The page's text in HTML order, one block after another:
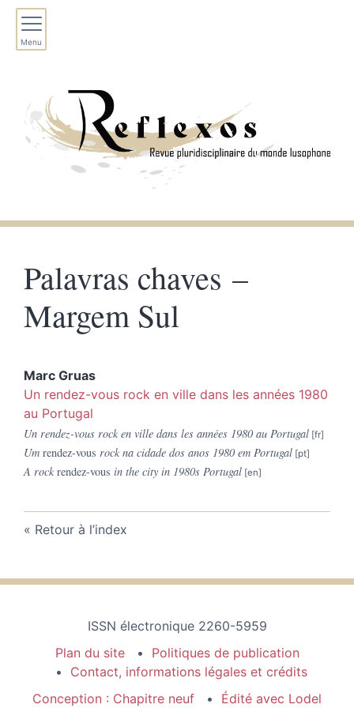
Menu
Palavras chaves –
Margem Sul
Marc Gruas
Un rendez-vous rock en ville dans les années 1980
au Portugal
Un rendez-vous rock en ville dans les années 1980 au Portugal
Um rendez-vous rock na cidade dos anos 1980 em Portugal
A rockrendez-vous in the city in 1980s Portugal
Retour à l’index
ISSN électronique 2260-5959
Plan du site
Politiques de publication
Contact, informations légales et crédits
Conception : Chapitre neuf
Édité avec Lodel